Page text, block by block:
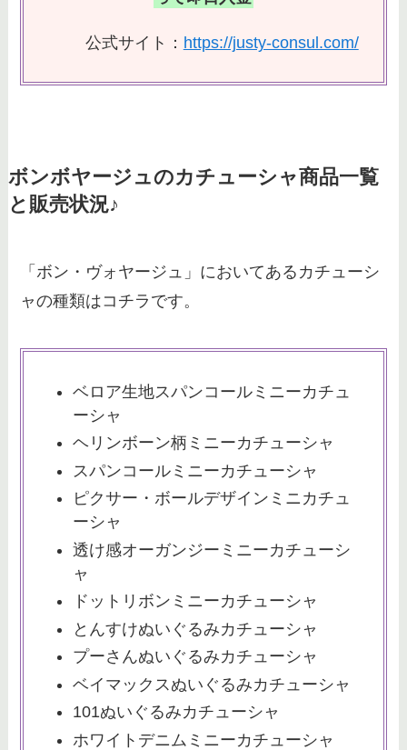
公式サイト： https://justy-consul.com/
ボンボヤージュのカチューシャ商品一覧
と販売状況♪
「ボン・ヴォヤージュ」においてあるカチューシ
ャの種類はコチラです。
ベロア生地スパンコールミニーカチュ
ーシャ
ヘリンボーン柄ミニーカチューシャ
スパンコールミニーカチューシャ
ピクサー・ボールデザインミニカチュ
ーシャ
透け感オーガンジーミニーカチューシ
ャ
ドットリボンミニーカチューシャ
とんすけぬいぐるみカチューシャ
プーさんぬいぐるみカチューシャ
ベイマックスぬいぐるみカチューシャ
101ぬいぐるみカチューシャ
ホワイトデニムミニーカチューシャ